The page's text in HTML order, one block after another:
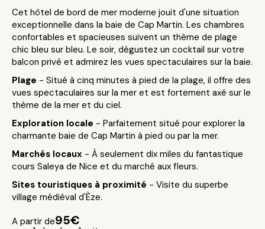
Cet hôtel de bord de mer moderne jouit d'une situation
exceptionnelle dans la baie de Cap Martin. Les chambres
confortables et spacieuses suivent un thème de plage
chic bleu sur bleu. Le soir, dégustez un cocktail sur votre
balcon privé et admirez les vues spectaculaires sur la baie.
Plage - Situé à cinq minutes à pied de la plage, il offre des
vues spectaculaires sur la mer et est fortement axé sur le
thème de la mer et du ciel.
Exploration locale - Parfaitement situé pour explorer la
charmante baie de Cap Martin à pied ou par la mer.
Marchés locaux - À seulement dix miles du fantastique
cours Saleya de Nice et du marché aux fleurs.
Sites touristiques à proximité - Visite du superbe
village médiéval d'Èze.
A partir de95€